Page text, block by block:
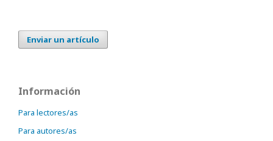
Enviar un artículo
Información
Para lectores/as
Para autores/as